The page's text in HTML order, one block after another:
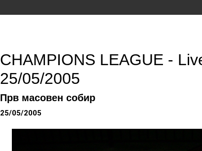
CHAMPIONS LEAGUE -
25/05/2005
Прв масовен собир
25/05/2005